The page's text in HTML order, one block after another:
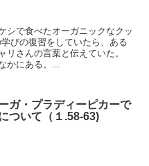
シで食べたオーガニックなクッ
びの復習をしていたら、ある
リさんの言葉と伝えていた。
かにある。...
ガ・プラディーピカーで
ついて（１.58-63)